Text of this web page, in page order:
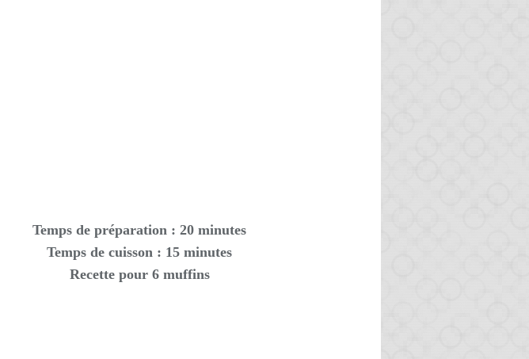
Temps de préparation : 20 minutes
Temps de cuisson : 15 minutes
Recette pour 6 muffins